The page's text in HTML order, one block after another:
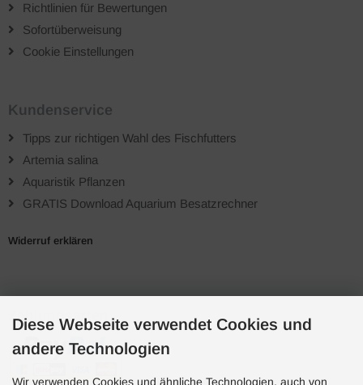
Richtlinien für Bewertungen
Sofortüberweisung
Cookie Einstellungen
Kundenservice
Tipps zur richtigen Wahl des Fischfutters
Artemia salina
Aquaristik Pflanzen
GRATIS Download Aquarium Besatzrechner
Widerruf erklären
Zahlungsarten
Diese Webseite verwendet Cookies und
andere Technologien
Wir verwenden Cookies und ähnliche Technologien, auch von